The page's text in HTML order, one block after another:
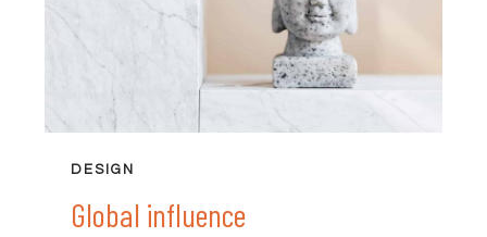
DESIGN
Global influence